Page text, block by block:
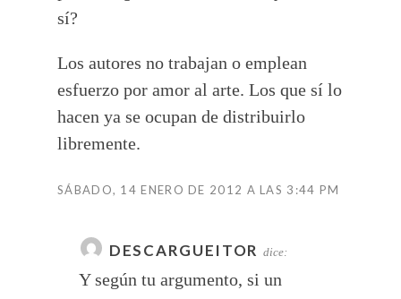
sí?
Los autores no trabajan o emplean
esfuerzo por amor al arte. Los que sí lo
hacen ya se ocupan de distribuirlo
libremente.
SÁBADO, 14 ENERO DE 2012 A LAS 3:44 PM
DESCARGUEITOR dice:
Y según tu argumento, si un